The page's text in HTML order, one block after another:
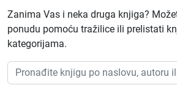
Zanima Vas i neka druga knjiga?
ponudu pomoću tražilice ili prelistati
kategorijama.